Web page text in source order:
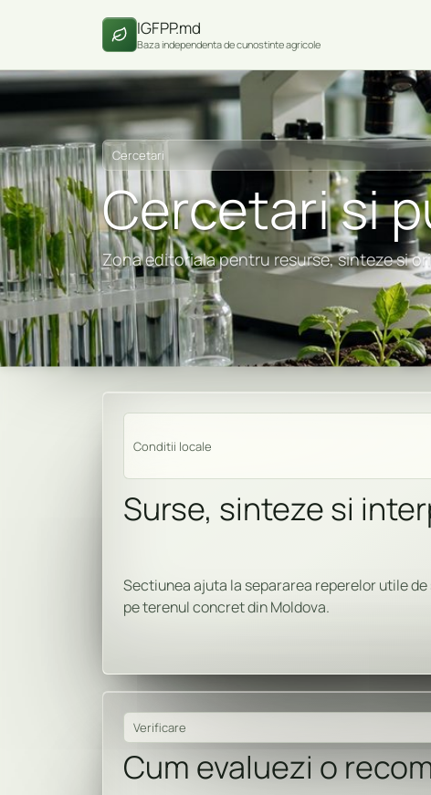
IGFPP.md
Baza independenta de cunostinte agricole
Cercetari
Cercetari si
Zona editoriala pentru resurse, sinteze si
Conditii locale
Surse, sinteze si
Sectiunea ajuta la separarea reperelor utile
pe terenul concret din Moldova.
Verificare
Cum evaluezi o